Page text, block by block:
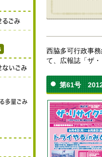
西脇多可行政事
て、広報誌「ザ
第61号